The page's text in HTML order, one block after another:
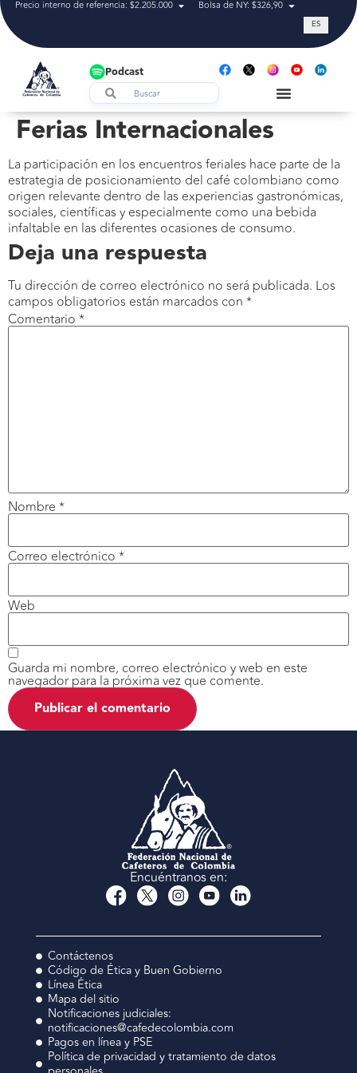
Precio interno de referencia: $2.205.000 Bolsa de NY: $326,90 Tasa de
ES
Podcast
Ferias Internacionales
La participación en los encuentros feriales hace parte de la
estrategia de posicionamiento del café colombiano como
origen relevante dentro de las experiencias gastronómicas,
sociales, científicas y especialmente como una bebida
infaltable en las diferentes ocasiones de consumo.
Deja una respuesta
Tu dirección de correo electrónico no será publicada. Los
campos obligatorios están marcados con *
Comentario *
Nombre *
Correo electrónico *
Web
Guarda mi nombre, correo electrónico y web en este
navegador para la próxima vez que comente.
Encuéntranos en:
Contáctenos
Código de Ética y Buen Gobierno
Línea Ética
Mapa del sitio
Notificaciones judiciales:
notificaciones@cafedecolombia.com
Pagos en línea y PSE
Política de privacidad y tratamiento de datos